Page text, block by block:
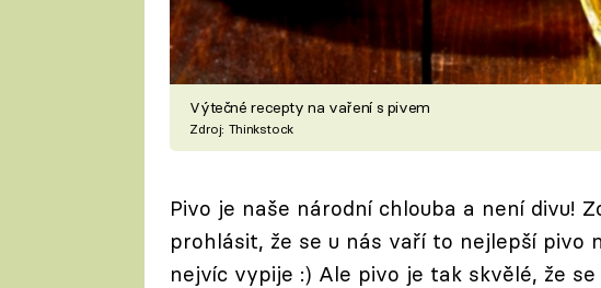
Výtečné recepty na vaření s pivem
Zdroj: Thinkstock
Pivo je naše národní chlouba a není divu!
prohlásit, že se u nás vaří to nejlepší pivo
nejvíc vypije :) Ale pivo je tak skvělé, že